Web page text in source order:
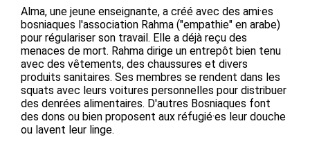
Alma, une jeune enseignante, a créé avec des ami·es
bosniaques l'association Rahma ("empathie" en arabe)
pour régulariser son travail. Elle a déjà reçu des
menaces de mort. Rahma dirige un entrepôt bien tenu
avec des vêtements, des chaussures et divers
produits sanitaires. Ses membres se rendent dans les
squats avec leurs voitures personnelles pour distribuer
des denrées alimentaires. D'autres Bosniaques font
des dons ou bien proposent aux réfugié·es leur douche
ou lavent leur linge.